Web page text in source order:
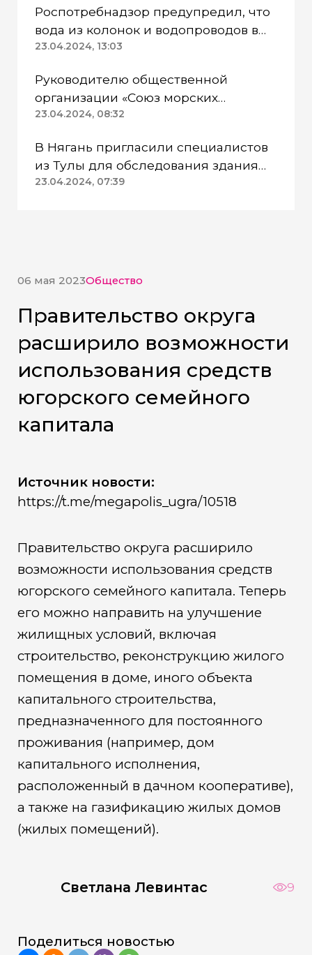
Роспотребнадзор предупредил, что
вода из колонок и водопроводов в
Казанском районе непригодна для
23.04.2024, 13:03
Руководителю общественной
организации «Союз морских
пехотинцев» Югры вынесли
23.04.2024, 08:32
В Нягань пригласили специалистов
из Тулы для обследования здания
ДК «Геолог»
23.04.2024, 07:39
06 мая 2023Общество
Правительство округа
расширило возможности
использования средств
югорского семейного
капитала
Источник новости:
https://t.me/megapolis_ugra/10518
Правительство округа расширило
возможности использования средств
югорского семейного капитала. Теперь
его можно направить на улучшение
жилищных условий, включая
строительство, реконструкцию жилого
помещения в доме, иного объекта
капитального строительства,
предназначенного для постоянного
проживания (например, дом
капитального исполнения,
расположенный в дачном кооперативе),
а также на газификацию жилых домов
(жилых помещений).
Светлана Левинтас 9
Поделиться новостью